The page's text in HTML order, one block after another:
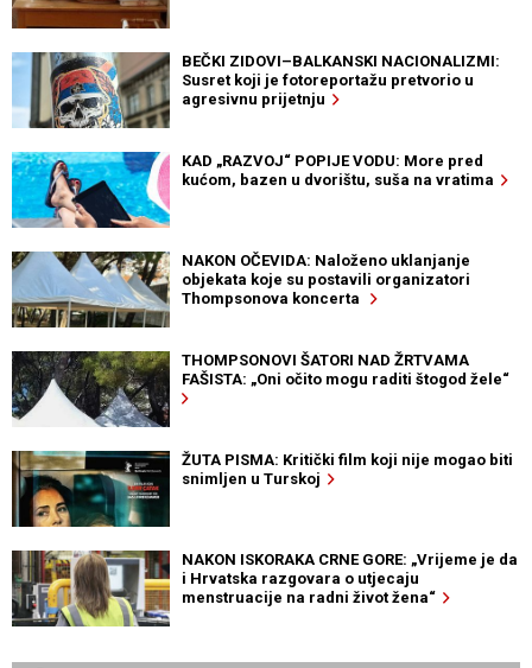
BEČKI ZIDOVI–BALKANSKI NACIONALIZMI:
Susret koji je fotoreportažu pretvorio u
agresivnu prijetnju
KAD „RAZVOJ“ POPIJE VODU: More pred
kućom, bazen u dvorištu, suša na vratima
NAKON OČEVIDA: Naloženo uklanjanje
objekata koje su postavili organizatori
Thompsonova koncerta
THOMPSONOVI ŠATORI NAD ŽRTVAMA
FAŠISTA: „Oni očito mogu raditi štogod žele“
ŽUTA PISMA: Kritički film koji nije mogao biti
snimljen u Turskoj
NAKON ISKORAKA CRNE GORE: „Vrijeme je da
i Hrvatska razgovara o utjecaju
menstruacije na radni život žena“